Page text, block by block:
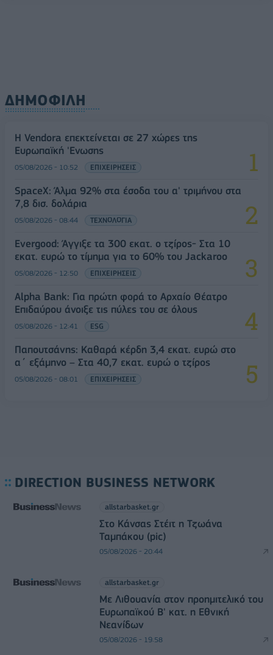
ΔΗΜΟΦΙΛΗ
Η Vendora επεκτείνεται σε 27 χώρες της
Ευρωπαϊκή 'Ενωσης
05/08/2026 - 10:52 ΕΠΙΧΕΙΡΗΣΕΙΣ
SpaceX: Άλμα 92% στα έσοδα του α' τριμήνου στα
7,8 δισ. δολάρια
05/08/2026 - 08:44 ΤΕΧΝΟΛΟΓΙΑ
Evergood: Άγγιξε τα 300 εκατ. ο τζίρος- Στα 10
εκατ. ευρώ το τίμημα για το 60% του Jackaroo
05/08/2026 - 12:50 ΕΠΙΧΕΙΡΗΣΕΙΣ
Alpha Bank: Για πρώτη φορά το Αρχαίο Θέατρο
Επιδαύρου άνοιξε τις πύλες του σε όλους
05/08/2026 - 12:41 ESG
Παπουτσάνης: Καθαρά κέρδη 3,4 εκατ. ευρώ στο
α΄ εξάμηνο – Στα 40,7 εκατ. ευρώ ο τζίρος
05/08/2026 - 08:01 ΕΠΙΧΕΙΡΗΣΕΙΣ
DIRECTION BUSINESS NETWORK
allstarbasket.gr
Στο Κάνσας Στέιτ η Τζωάνα
Ταμπάκου (pic)
05/08/2026 - 20:44
allstarbasket.gr
Με Λιθουανία στον προημιτελικό του
Ευρωπαϊκού Β' κατ. η Εθνική
Νεανίδων
05/08/2026 - 19:58